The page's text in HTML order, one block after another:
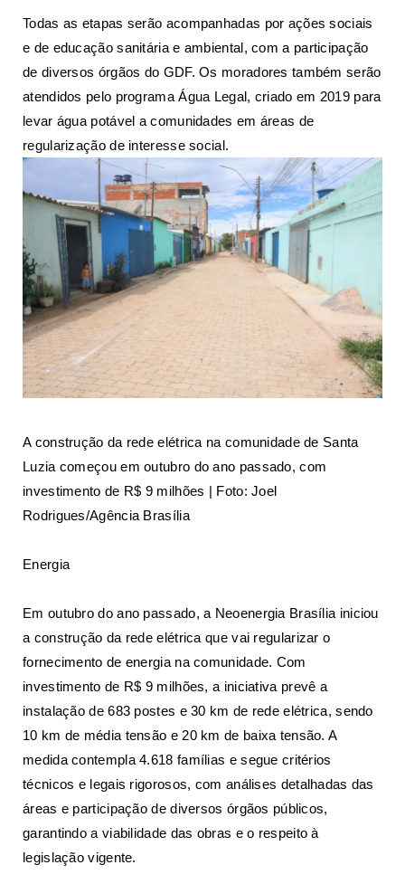
Todas as etapas serão acompanhadas por ações sociais
e de educação sanitária e ambiental, com a participação
de diversos órgãos do GDF. Os moradores também serão
atendidos pelo programa Água Legal, criado em 2019 para
levar água potável a comunidades em áreas de
regularização de interesse social.
A construção da rede elétrica na comunidade de Santa
Luzia começou em outubro do ano passado, com
investimento de R$ 9 milhões | Foto: Joel
Rodrigues/Agência Brasília
Energia
Em outubro do ano passado, a Neoenergia Brasília iniciou
a construção da rede elétrica que vai regularizar o
fornecimento de energia na comunidade. Com
investimento de R$ 9 milhões, a iniciativa prevê a
instalação de 683 postes e 30 km de rede elétrica, sendo
10 km de média tensão e 20 km de baixa tensão. A
medida contempla 4.618 famílias e segue critérios
técnicos e legais rigorosos, com análises detalhadas das
áreas e participação de diversos órgãos públicos,
garantindo a viabilidade das obras e o respeito à
legislação vigente.